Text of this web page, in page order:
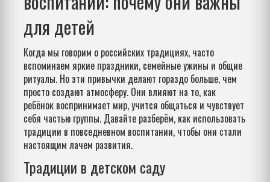
для детей
Когда мы говорим о российских традициях, часто
вспоминаем яркие праздники, семейные ужины и общие
ритуалы. Но эти привычки делают гораздо больше, чем
просто создают атмосферу. Они влияют на то, как
ребёнок воспринимает мир, учится общаться и чувствует
себя частью группы. Давайте разберём, как использовать
традиции в повседневном воспитании, чтобы они стали
настоящим лачем развития.
Традиции в детском саду